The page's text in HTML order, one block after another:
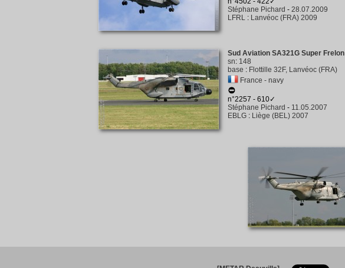
Stéphane Pichard - 28.07.2009
LFRL : Lanvéoc (FRA) 2009
Sud Aviation SA321G Super Frelon
sn: 148
base : Flottille 32F, Lanvéoc (FRA)
France - navy
n°2257 - 610✓
Stéphane Pichard - 11.05.2007
EBLG : Liège (BEL) 2007